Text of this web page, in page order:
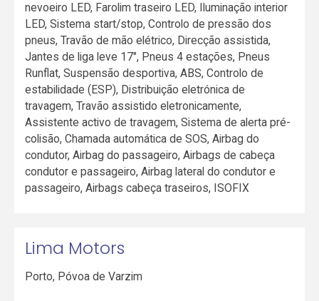
nevoeiro LED, Farolim traseiro LED, Iluminação interior
LED, Sistema start/stop, Controlo de pressão dos
pneus, Travão de mão elétrico, Direcção assistida,
Jantes de liga leve 17", Pneus 4 estações, Pneus
Runflat, Suspensão desportiva, ABS, Controlo de
estabilidade (ESP), Distribuição eletrónica de
travagem, Travão assistido eletronicamente,
Assistente activo de travagem, Sistema de alerta pré-
colisão, Chamada automática de SOS, Airbag do
condutor, Airbag do passageiro, Airbags de cabeça
condutor e passageiro, Airbag lateral do condutor e
passageiro, Airbags cabeça traseiros, ISOFIX
Lima Motors
Porto, Póvoa de Varzim